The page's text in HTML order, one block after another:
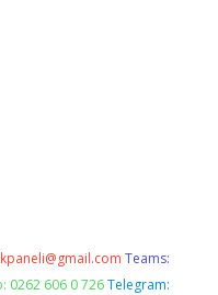
Teams:
0262 606 0 726 Telegram: